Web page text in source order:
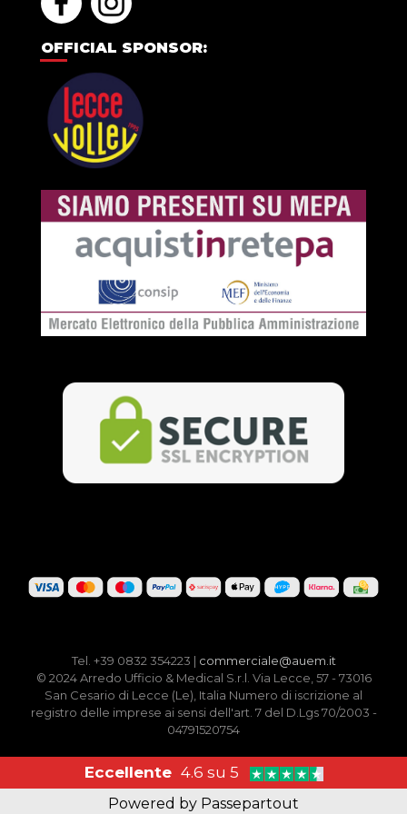
OFFICIAL SPONSOR:
Tel. +39 0832 354223 | commerciale@auem.it
© 2024 Arredo Ufficio & Medical S.r.l. Via Lecce, 57 - 73016
San Cesario di Lecce (Le), Italia Numero di iscrizione al
registro delle imprese ai sensi dell'art. 7 del D.Lgs 70/2003 -
04791520754
Eccellente 4.6 su 5
Powered by Passepartout